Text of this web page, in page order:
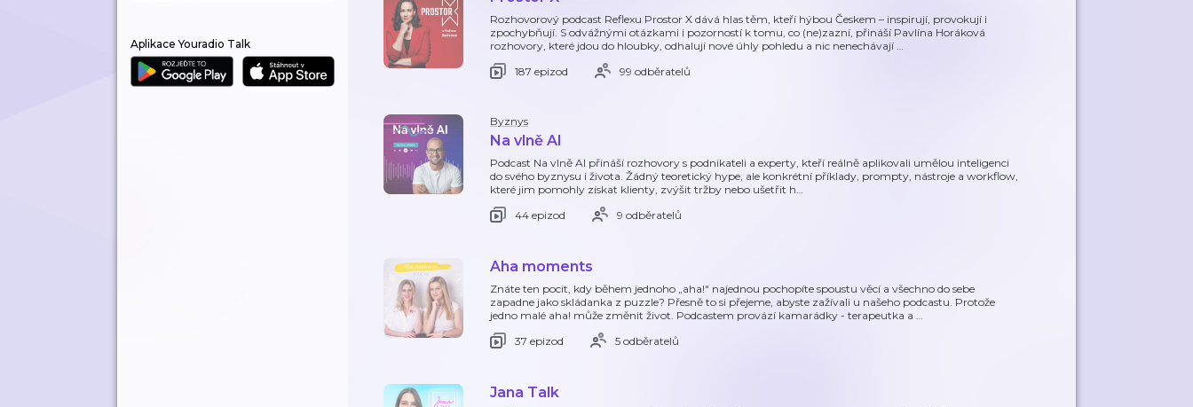
Aplikace Youradio Talk
Rozhovorový podcast Reflexu Prostor X dává hlas těm, kteří hýbou Českem – inspirují, provokují i
zpochybňují. S odvážnými otázkami i pozorností k tomu, co (ne)zazní, přináší Pavlína Horáková
rozhovory, které jdou do hloubky, odhalují nové úhly pohledu a nic nenechávají …
187 epizod
99 odběratelů
Byznys
Na vlně AI
Podcast Na vlně AI přináší rozhovory s podnikateli a experty, kteří reálně aplikovali umělou inteligenci
do svého byznysu i života. Žádný teoretický hype, ale konkrétní příklady, prompty, nástroje a workflow,
které jim pomohly získat klienty, zvýšit tržby nebo ušetřit h…
44 epizod
9 odběratelů
Aha moments
Znáte ten pocit, kdy během jednoho „aha!" najednou pochopíte spoustu věcí a všechno do sebe
zapadne jako skládanka z puzzle? Přesně to si přejeme, abyste zažívali u našeho podcastu. Protože
jedno malé aha! může změnit život. Podcastem provází kamarádky - terapeutka a …
37 epizod
5 odběratelů
Jana Talk